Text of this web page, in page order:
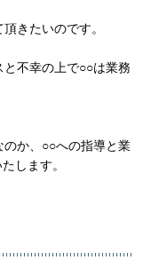
きたいのです。
不幸の上で○○は業務
のか、○○への指導と業
します。